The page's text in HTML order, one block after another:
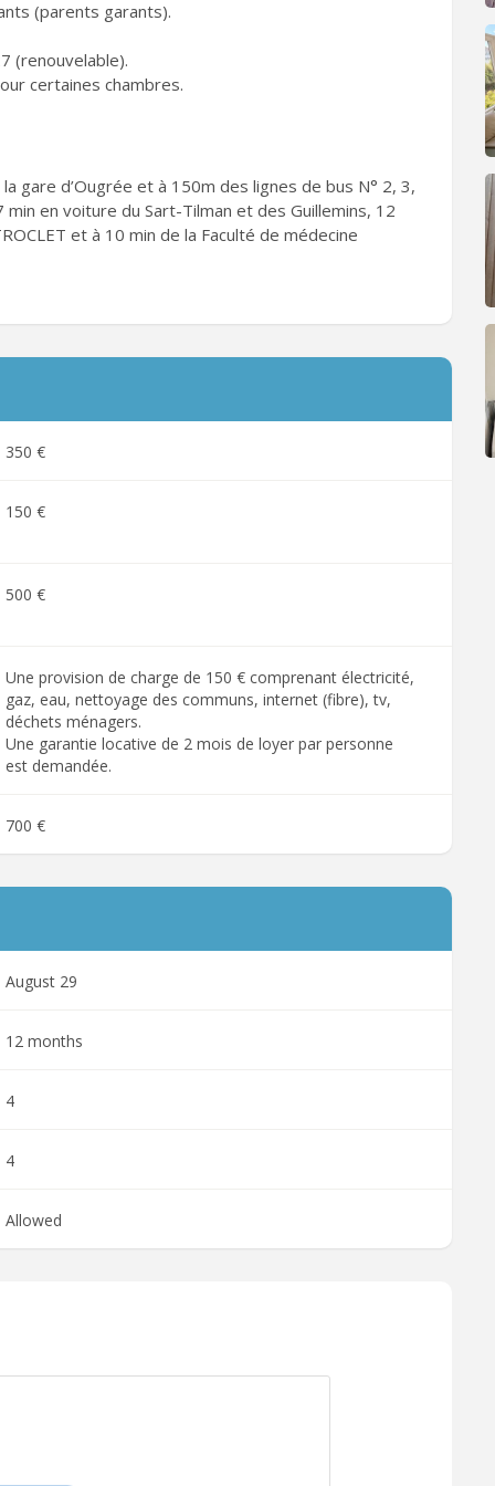
(parents garants).
(renouvelable).
certaines chambres.
gare d’Ougrée et à 150m des lignes de bus N° 2, 3,
en voiture du Sart-Tilman et des Guillemins, 12
et à 10 min de la Faculté de médecine
350 €
150 €
500 €
Une provision de charge de 150 € comprenant électricité,
gaz, eau, nettoyage des communs, internet (fibre), tv,
déchets ménagers.
Une garantie locative de 2 mois de loyer par personne
est demandée.
700 €
August 29
12 months
4
4
Allowed